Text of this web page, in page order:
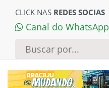
CLICK NAS REDES SOCIAS
Canal do WhatsApp